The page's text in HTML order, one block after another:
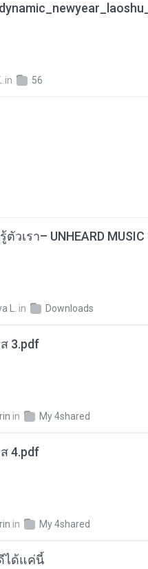
in 56
L. in Downloads
3.pdf
in My 4shared
4.pdf
in My 4shared
ได้แค่นี้